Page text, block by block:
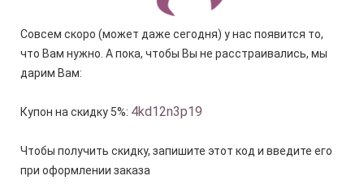
Совсем скоро (может даже сегодня) у нас появится то,
что Вам нужно. А пока, чтобы Вы не расстраивались, мы
дарим Вам:
Купон на скидку 5%: 4kd12n3p19
Чтобы получить скидку, запишите этот код и введите его
при оформлении заказа